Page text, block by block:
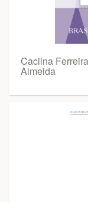
Cacilna
Almeida